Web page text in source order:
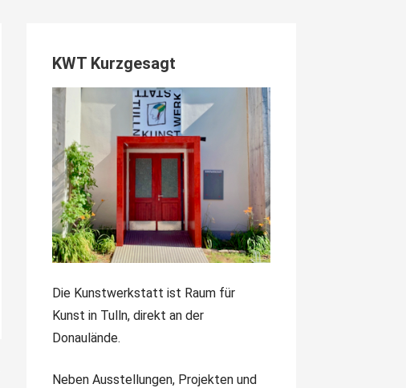
KWT Kurzgesagt
Die Kunstwerkstatt ist Raum für
Kunst in Tulln, direkt an der
Donaulände.
Neben Ausstellungen, Projekten und